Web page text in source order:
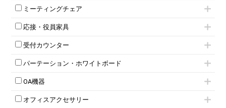
上下連結キャビネット
軽量ラック（スチールラック）
収納家具その他
両開書庫
ラテラル書庫
3人用ロッカー
5人用ロッカー
8人用ロッカー
多人数ロッカー
ダイヤル錠ロッカー
ダイヤル錠ロッカー
スタッキングテーブル
ネスティングテーブル
カウンターテーブル
T字脚テーブル
会議テーブルW1200～
会議テーブルW1800～
ミーティングチェア
キャスター付きミーティングチェア
スタッキングミーティングチェア
テーブル付きミーティングチェア
折りたたみミーティングチェア
ハイチェア
ミーティングチェアその他
応接・役員家具
応接セット
応接ソファ
応接チェア
応接・役員家具その他
受付カウンター
ローカウンター
ラウンジカウンター
パーテーション・ホワイトボード
パーテーション
自立タイプパーテーション
パーテーションその他
OA機器
電話機（ビジネスフォン）
オフィスアクセサリー